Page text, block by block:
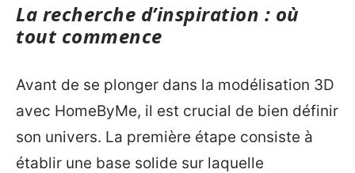
La recherche d’inspiration : où
tout commence
Avant de se plonger dans la modélisation 3D
avec HomeByMe, il est crucial de bien définir
son univers. La première étape consiste à
établir une base solide sur laquelle